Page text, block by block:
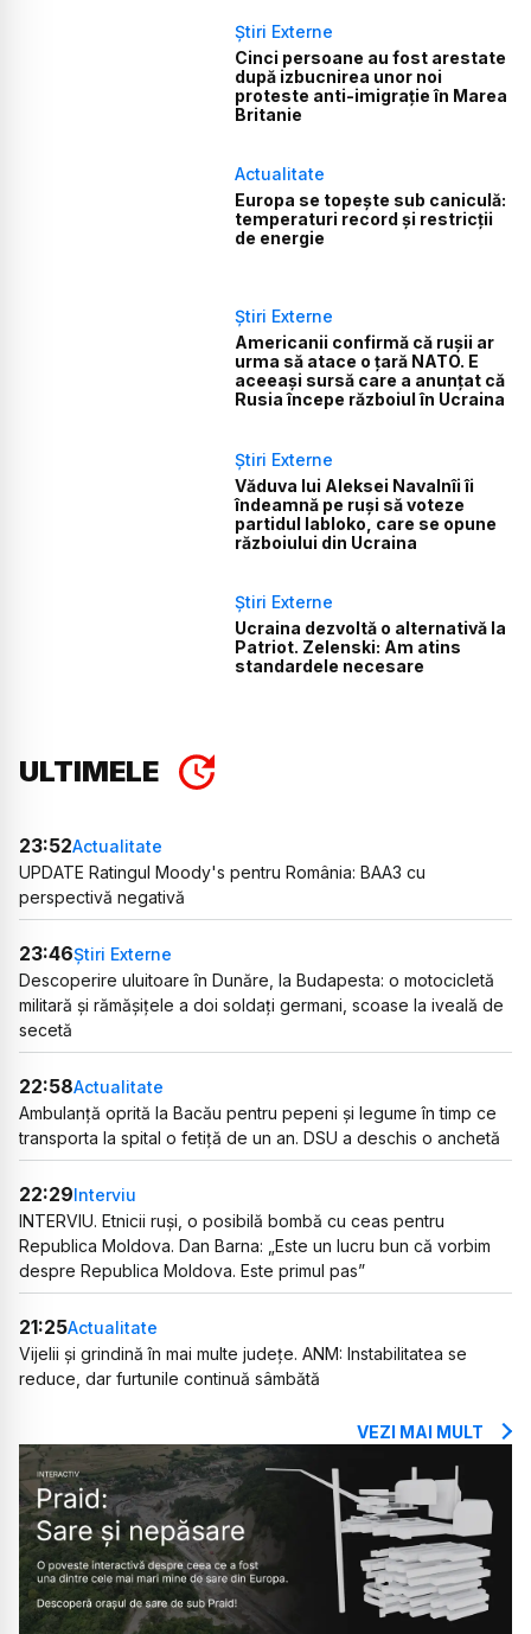
Știri Externe
Cinci persoane au fost arestate
după izbucnirea unor noi
proteste anti-imigrație în Marea
Britanie
Actualitate
Europa se topește sub caniculă:
temperaturi record și restricții
de energie
Știri Externe
Americanii confirmă că rușii ar
urma să atace o țară NATO. E
aceeași sursă care a anunțat că
Rusia începe războiul în Ucraina
Știri Externe
Văduva lui Aleksei Navalnîi îi
îndeamnă pe ruși să voteze
partidul Iabloko, care se opune
războiului din Ucraina
Știri Externe
Ucraina dezvoltă o alternativă la
Patriot. Zelenski: Am atins
standardele necesare
ULTIMELE
23:52Actualitate
UPDATE Ratingul Moody's pentru România: BAA3 cu
perspectivă negativă
23:46Știri Externe
Descoperire uluitoare în Dunăre, la Budapesta: o motocicletă
militară și rămășițele a doi soldați germani, scoase la iveală de
secetă
22:58Actualitate
Ambulanță oprită la Bacău pentru pepeni și legume în timp ce
transporta la spital o fetiță de un an. DSU a deschis o anchetă
22:29Interviu
INTERVIU. Etnicii ruși, o posibilă bombă cu ceas pentru
Republica Moldova. Dan Barna: „Este un lucru bun că vorbim
despre Republica Moldova. Este primul pas”
21:25Actualitate
Vijelii și grindină în mai multe județe. ANM: Instabilitatea se
reduce, dar furtunile continuă sâmbătă
VEZI MAI MULT